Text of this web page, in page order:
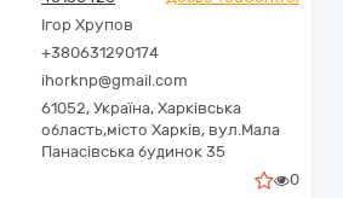
Ігор Хрупов
+380631290174
ihorknp@gmail.com
61052, Україна, Харківська
область,місто Харків, вул.Мала
Панасівська будинок 35
0